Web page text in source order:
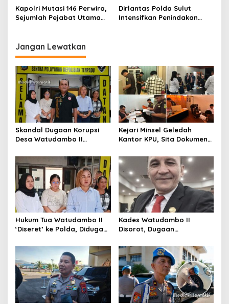
Parkir Sembarangan di
Mapolda
Perusahaan Ditangkap Tim
URC Polda Sulut
Kapolri Mutasi 146 Perwira,
Sejumlah Pejabat Utama
Dirlantas Polda Sulut
Intensifkan Penindakan
Jangan Lewatkan
Skandal Dugaan Korupsi
Desa Watudambo II
“Disunat” hingga Proyek
Jalan Ratusan Juta Disorot
Kejari Minsel Geledah
Kantor KPU, Sita Dokumen
Dana Hibah Pilkada 2024
Hukum Tua Watudambo II
‘Diseret’ ke Polda, Diduga
Kepala Sekolah PAUD
Kades Watudambo II
Disorot, Dugaan
PAUD hingga Dana Desa
Dilaporkan ke Polda Sulut